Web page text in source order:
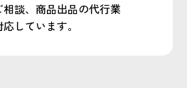
談、商品出品の代行業
しています。